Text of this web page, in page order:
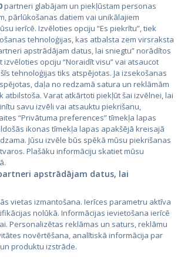
Kainos.lt
Paslaugos.lt
auto24.ee
KV.ee
partneri glabājam un piekļūstam personas
pārlūkošanas datiem vai unikālajiem
ierīcē. Izvēloties opciju “Es piekrītu”, tiek
tehnoloģijas, kas atbalsta zem virsraksta
apstrādājam datus, lai sniegtu” norādītos
izvēloties opciju “Noraidīt visu” vai atsaucot
tehnoloģijas tiks atspējotas. Ja izsekošanas
daļa no redzamā satura un reklāmām
atbilstoša. Varat atkārtoti piekļūt šai izvēlnei, lai
savu izvēli vai atsauktu piekrišanu,
“Privātuma preferences” tīmekļa lapas
ikonas tīmekļa lapas apakšējā kreisajā
Jūsu izvēle būs spēkā mūsu piekrišanas
Plašāku informāciju skatiet mūsu
apstrādājam datus, lai
vietas izmantošana. Ierīces parametru aktīva
nolūkā. Informācijas ievietošana ierīcē
Personalizētas reklāmas un saturs, reklāmu
novērtēšana, analītiskā informācija par
produktu izstrāde.